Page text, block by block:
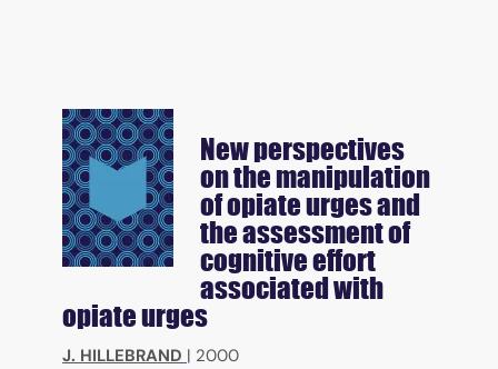
New perspectives
on the manipulation
of opiate urges and
the assessment of
cognitive effort
associated with
opiate urges
J. HILLEBRAND | 2000